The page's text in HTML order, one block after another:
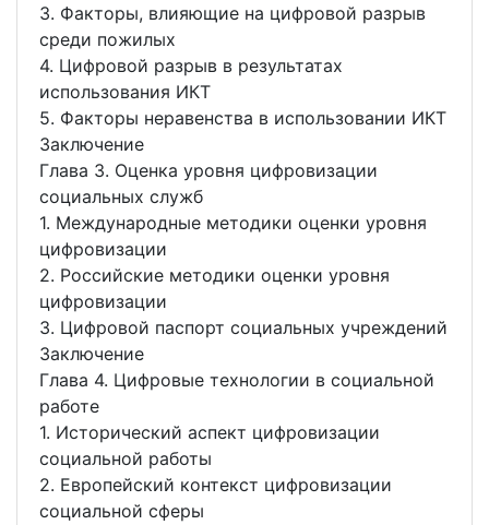
3. Факторы, влияющие на цифровой разрыв
среди пожилых
4. Цифровой разрыв в результатах
использования ИКТ
5. Факторы неравенства в использовании ИКТ
Заключение
Глава 3. Оценка уровня цифровизации
социальных служб
1. Международные методики оценки уровня
цифровизации
2. Российские методики оценки уровня
цифровизации
3. Цифровой паспорт социальных учреждений
Заключение
Глава 4. Цифровые технологии в социальной
работе
1. Исторический аспект цифровизации
социальной работы
2. Европейский контекст цифровизации
социальной сферы